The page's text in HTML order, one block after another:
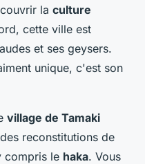
la culture
cette ville est
et ses geysers.
unique, c'est son
village de Tamaki
reconstitutions de
compris le haka. Vous